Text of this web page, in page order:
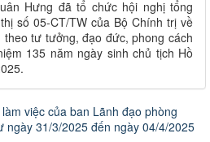
Hưng đã tổ chức hội nghị tổng
số 05-CT/TW của Bộ Chính trị về
tư tưởng, đạo đức, phong cách
135 năm ngày sinh chủ tịch Hồ
việc của ban Lãnh đạo phòng
ngày 31/3/2025 đến ngày 04/4/2025